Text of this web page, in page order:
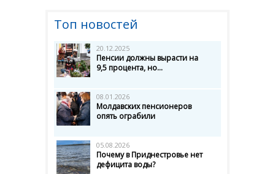
Топ новостей
20.12.2025
Пенсии должны вырасти на
9,5 процента, но...
08.01.2026
Молдавских пенсионеров
опять ограбили
05.08.2026
Почему в Приднестровье нет
дефицита воды?